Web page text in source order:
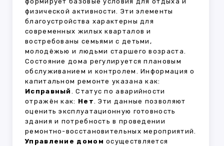
физической активности. Эти элементы
благоустройства характерны для
современных жилых кварталов и
востребованы семьями с детьми,
молодёжью и людьми старшего возраста.
Состояние дома регулируется плановым
обслуживанием и контролем. Информация о
капитальном ремонте указана как:
Исправный . Статус по аварийности
отражён как: Нет. Эти данные позволяют
оценить эксплуатационную готовность
здания и потребность в проведении
ремонтно-восстановительных мероприятий.
Управление домом осуществляется